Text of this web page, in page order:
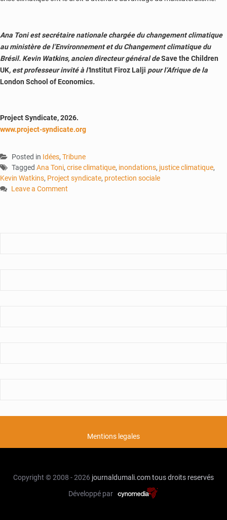
Ana Toni est secrétaire nationale chargée du changement climatique
au ministère de l’Environnement et du Changement climatique du
Brésil. Kevin Watkins, ancien directeur général deSave the Children
UK, est professeur invité à l’Institut Firoz Lalji pour l’Afrique de la
London School of Economics.
Project Syndicate, 2026.
www.project-syndicate.org
Posted in Idées, Tribune
Tagged Ana Toni, crise climatique, inondations, justice climatique,
Kevin Watkins, Project syndicate, protection sociale
Leave a Comment
Mentions legales
Copyright © 2008 - 2026 journaldumali.comtous droits reservés
Développé par